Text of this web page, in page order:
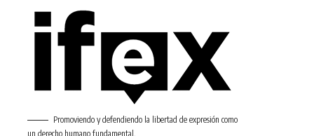
Promoviendo y defendiendo la libertad de expresión como
un derecho humano fundamental.